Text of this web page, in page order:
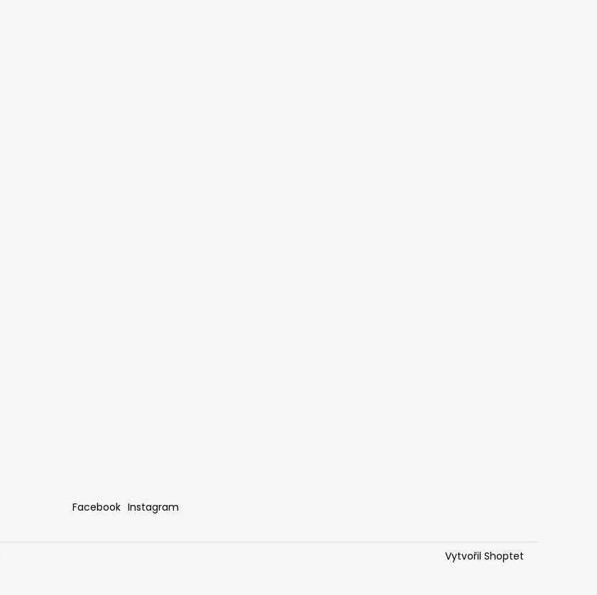
Facebook Instagram
Vytvořil Shoptet